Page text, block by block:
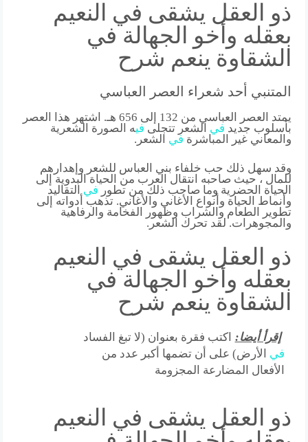
ذو العقل يشقى في النعيم
بعقله وأخو الجهالة في
الشقاوة ينعم شرح
المتنبي أحد شعراء العصر العباسي
يمتد العصر العباسي من 132 إلى 656 هـ. اشتهر هذا العصر
بأسلوب جديد في الشعر تتجلى فيه الصورة الشعرية
والمعاني غير المباشرة في الشعر.
وقد سهل ذلك حب خلفاء بني العباس للشعر وإهدارهم
للمال ، حيث صاحبه انتقال العرب من الحياة البدوية إلى
الحياة الحضرية وما صاحب ذلك من تطور في التقاليد
وأنماط الحياة وأنواع الأغاني والأغاني. تذهب أدواته إلى
تطوير الطعام والشراب وظهور الفخامة والرفاهية
والمجوهرات. لقد تحرك الشعر.
ذو العقل يشقى في النعيم
بعقله وأخو الجهالة في
الشقاوة ينعم شرح
إقرأ أيضا:
اكتب فقرة بعنوان (لا تبغ الفساد
في الأرض) على أن تضمها أكبر عدد من
الأفعال المضارعة المجزومة
ذو العقل يشقى في النعيم